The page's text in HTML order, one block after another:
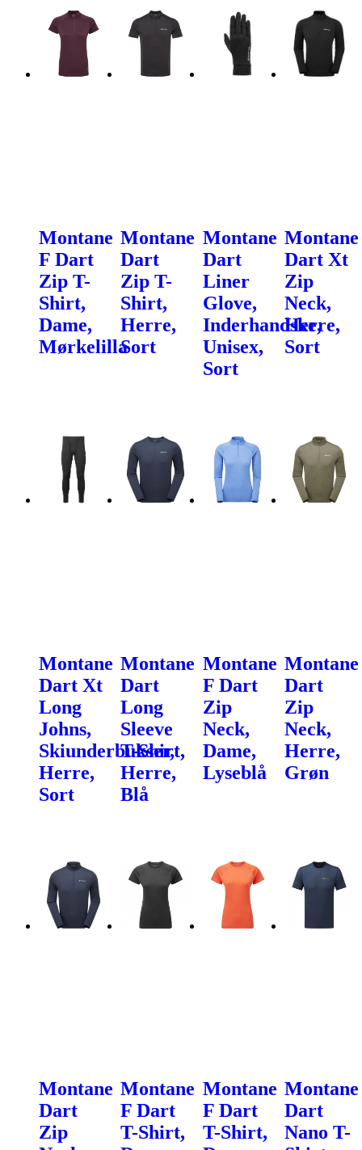
Montane
F Dart
Zip T-
Shirt,
Dame,
Mørkelilla
Montane
Dart
Zip T-
Shirt,
Herre,
Sort
Montane
Dart
Liner
Glove,
Inderhandske,
Unisex,
Sort
Montane
Dart Xt
Zip
Neck,
Herre,
Sort
Montane
Dart Xt
Long
Johns,
Skiunderbukser,
Herre,
Sort
Montane
Dart
Long
Sleeve
T-Shirt,
Herre,
Blå
Montane
F Dart
Zip
Neck,
Dame,
Lyseblå
Montane
Dart
Zip
Neck,
Herre,
Grøn
Montane
Dart
Zip
Montane
F Dart
T-Shirt,
Montane
F Dart
T-Shirt,
Montane
Dart
Nano T-